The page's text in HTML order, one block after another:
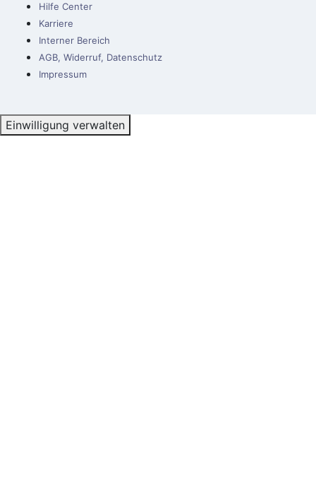
Hilfe Center
Karriere
Interner Bereich
AGB, Widerruf, Datenschutz
Impressum
Einwilligung verwalten